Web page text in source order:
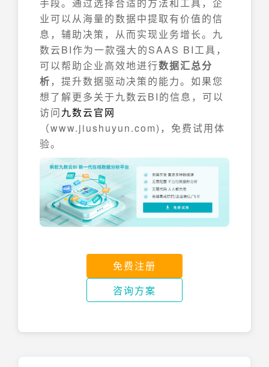
手段。通过选择合适的方法和工具，企
业可以从海量的数据中提取有价值的信
息，辅助决策，从而实现业务增长。九
数云BI作为一款强大的SAAS BI工具，
可以帮助企业高效地进行数据汇总分
析 ，提升数据驱动决策的能力。如果您
想了解更多关于九数云BI的信息，可以
访问九数云官网
（www.jiushuyun.com)，免费试用体
验。
免费注册
咨询方案